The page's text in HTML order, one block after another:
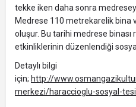
tekke iken daha sonra
Medrese 110 metrekarelik bina
oluşur. Bu tarihi medrese
etkinliklerinin düzenlendiği
Detaylı bilgi
için; http://
merkezi/haraccioglu-sosyal-